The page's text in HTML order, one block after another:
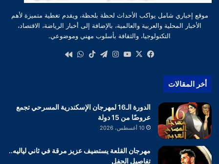
موقع إخباري شامل يواكب الأحداث لحظة بلحظة، ويقدم تغطية متميزة لأهم
الأخبار المحلية والعربية والعالمية، بالإضافة إلى أخبار الرياضة، الاقتصاد،
التكنولوجيا، والثقافة بأسلوب مهني وموضوعي.
فيسبوك
‫X
‫YouTube
انستقرام
تيلقرام‫TikTokواتساب
أخر المقالات
الدورة الـ16 لمهرجان الإسكندرية المسرحي تجمع
عروضًا من 15 دولة
10 أغسطس، 2026
مهرجان القلعة يستضيف عزيز مرقة في ثاني لياليه..
تفاصيل الحفل